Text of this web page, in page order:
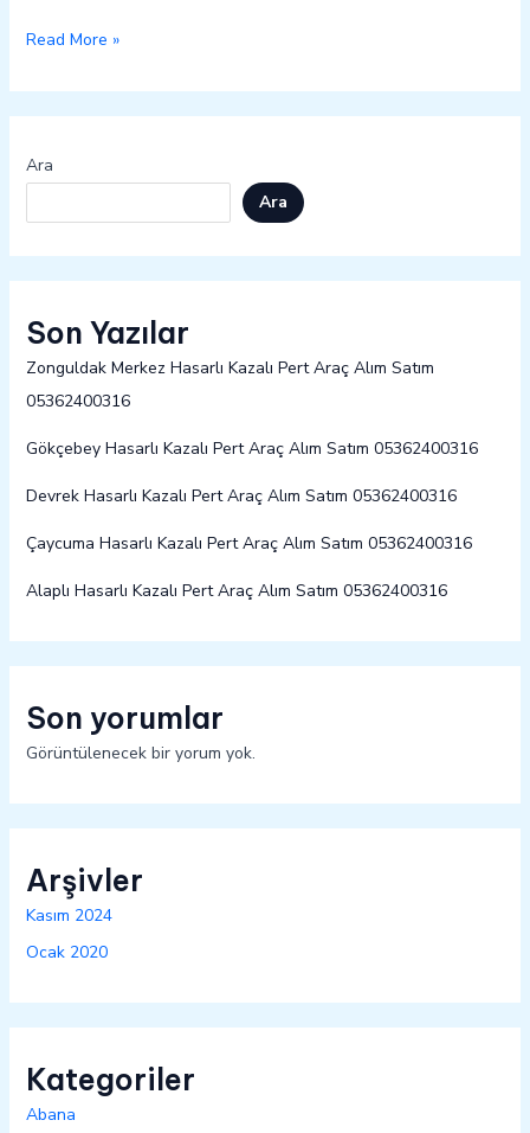
Read More »
Ara
Ara
Son Yazılar
Zonguldak Merkez Hasarlı Kazalı Pert Araç Alım Satım
05362400316
Gökçebey Hasarlı Kazalı Pert Araç Alım Satım 05362400316
Devrek Hasarlı Kazalı Pert Araç Alım Satım 05362400316
Çaycuma Hasarlı Kazalı Pert Araç Alım Satım 05362400316
Alaplı Hasarlı Kazalı Pert Araç Alım Satım 05362400316
Son yorumlar
Görüntülenecek bir yorum yok.
Arşivler
Kasım 2024
Ocak 2020
Kategoriler
Abana